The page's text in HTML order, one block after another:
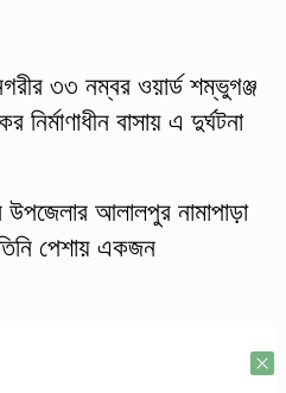
৩৩ নম্বর ওয়ার্ড শম্ভুগঞ্জ
বাসায় এ দুর্ঘটনা
আলালপুর নামাপাড়া
পেশায় একজন